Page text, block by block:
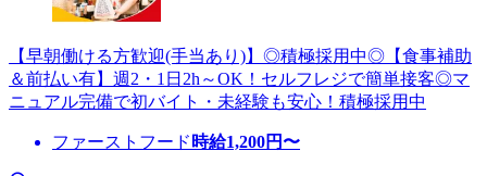
【早朝働ける方歓迎(手当あり)】◎積極採用中◎【食事補助
＆前払い有】週2・1日2h～OK！セルフレジで簡単接客◎マ
ニュアル完備で初バイト・未経験も安心！積極採用中
ファーストフード 時給1,200円〜